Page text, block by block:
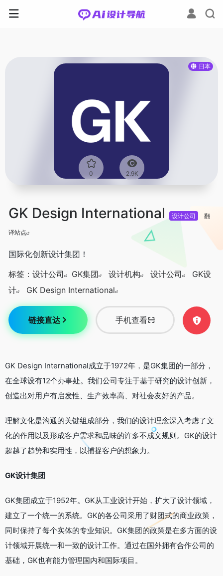
日本
0 2.9K
GK Design International 设计公司 翻
译站点
国际化创新设计集团！
标签： 设计公司 GK集团 设计机构 设计公司
GK设
计
GK Design International
链接直达 手机查看
GK Design International成立于1972年，是GK集团的一部分，
在全球设有12个办事处。我们公司专注于基于研究的设计创新，
创造出对用户有启发性、生产效率高、对社会友好的产品。
理解文化是沟通的关键组成部分，我们的设计理念深入考虑了文
化的作用以及形成客户需求和品味的许多不成文规则。GK的设计
超越了趋势和实用性，以捕捉客户的想象力。
GK设计集团
GK集团成立于1952年。GK从工业设计开始，扩大了设计领域，
建立了一个统一的系统。GK的各公司采用了财团式的商业政策，
同时保持了每个实体的专业知识。GK集团的政策是在多方面的设
计领域开展统一和一致的设计工作。通过在国外拥有合作公司的
基础，GK也有能力管理国内和国际项目。